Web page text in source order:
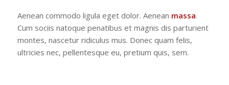
Aenean commodo ligula eget dolor. Aenean massa.
Cum sociis natoque penatibus et magnis dis parturient
montes, nascetur ridiculus mus. Donec quam felis,
ultricies nec, pellentesque eu, pretium quis, sem.